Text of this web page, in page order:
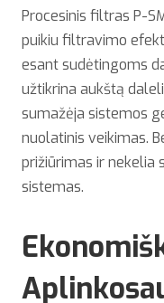
Procesinis filtras P-
puikiu filtravimo
esant sudėtingoms
užtikrina aukštą
sumažėja sistemos
nuolatinis veikimas.
prižiūrimas ir nekelia
sistemas.